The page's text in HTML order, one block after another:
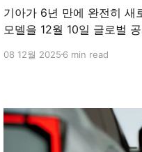
기아가 6년 만에 완전히 새
모델을 12월 10일 글로벌
한 트림으로 시장을 사로잡
08 12월 20256 min read